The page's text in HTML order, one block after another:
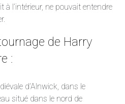
à l’intérieur, ne pouvait entendre
de Harry
:
d’Alnwick, dans le
situé dans le nord de